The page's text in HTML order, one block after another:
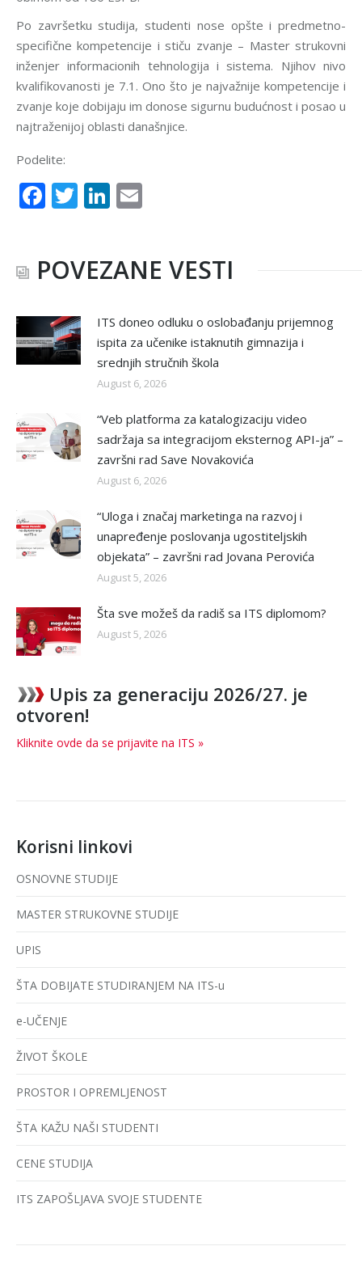
Po završetku studija, studenti nose opšte i predmetno-
specifične kompetencije i stiču zvanje – Master strukovni
inženjer informacionih tehnologija i sistema. Njihov nivo
kvalifikovanosti je 7.1. Ono što je najvažnije kompetencije i
zvanje koje dobijaju im donose sigurnu budućnost i posao u
najtraženijoj oblasti današnjice.
Podelite:
Facebook
TwitterLinkedIn
POVEZANE VESTI
ITS doneo odluku o oslobađanju prijemnog
ispita za učenike istaknutih gimnazija i
srednjih stručnih škola
August 6, 2026
“Veb platforma za katalogizaciju video
sadržaja sa integracijom eksternog API-ja” –
završni rad Save Novakovića
August 6, 2026
“Uloga i značaj marketinga na razvoj i
unapređenje poslovanja ugostiteljskih
objekata” – završni rad Jovana Perovića
August 5, 2026
Šta sve možeš da radiš sa ITS diplomom?
August 5, 2026
Upis za generaciju 2026/27. je
otvoren!
Kliknite ovde da se prijavite na ITS »
Korisni linkovi
OSNOVNE STUDIJE
MASTER STRUKOVNE STUDIJE
UPIS
ŠTA DOBIJATE STUDIRANJEM NA ITS-u
e-UČENJE
ŽIVOT ŠKOLE
PROSTOR I OPREMLJENOST
ŠTA KAŽU NAŠI STUDENTI
CENE STUDIJA
ITS ZAPOŠLJAVA SVOJE STUDENTE